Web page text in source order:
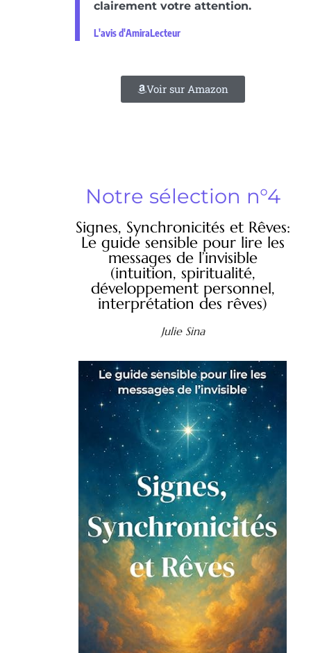
clairement votre attention.
L'avis d'AmiraLecteur
Voir sur Amazon
Notre sélection n°4
Signes, Synchronicités et Rêves:
Le guide sensible pour lire les
messages de l’invisible
(intuition, spiritualité,
développement personnel,
interprétation des rêves)
Julie Sina